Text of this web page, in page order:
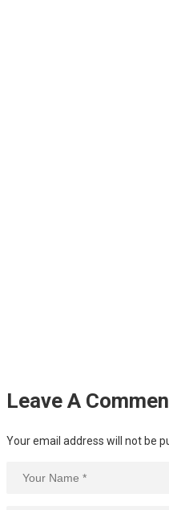
Leave A
Your email address will not be